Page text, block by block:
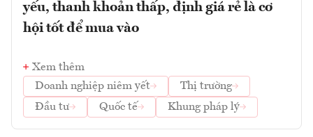
yếu, thanh khoản thấp, định giá rẻ là cơ
hội tốt để mua vào
Xem thêm
Doanh nghiệp niêm yết
Thị trường
Đầu tư
Quốc tế Khung pháp lý